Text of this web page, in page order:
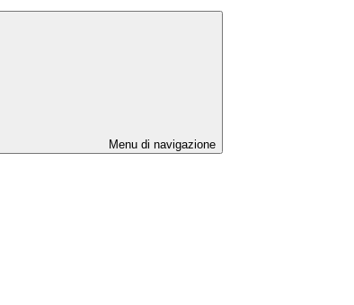
Menu di navigazione